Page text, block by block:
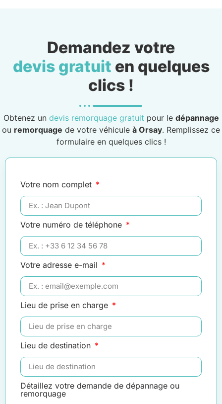
Demandez votre
devis gratuit en quelques
clics !
Obtenez un devis remorquage gratuit pour le dépannage
ou remorquage de votre véhicule à Orsay. Remplissez ce
formulaire en quelques clics !
Votre nom complet
Votre numéro de téléphone
Votre adresse e-mail
Lieu de prise en charge
Lieu de destination
Détaillez votre demande de dépannage ou
remorquage